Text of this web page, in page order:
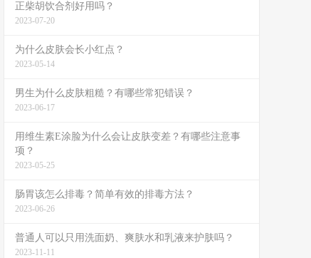
正柴胡饮合剂好用吗？
2023-07-20
为什么皮肤会长小红点？
2023-05-14
男生为什么皮肤粗糙？有哪些常犯错误？
2023-06-17
用维生素E涂脸为什么会让皮肤变差？有哪些注意事
项？
2023-05-25
肠胃该怎么排毒？简单有效的排毒方法？
2023-06-26
普通人可以只用洗面奶、爽肤水和乳液来护肤吗？
2023-11-11